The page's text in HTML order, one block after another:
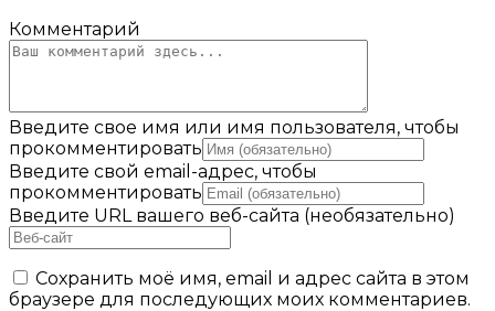
Комментарий
Введите свое имя или имя пользователя, чтобы
прокомментировать
Введите свой email-адрес, чтобы
прокомментировать
Введите URL вашего веб-сайта (необязательно)
Сохранить моё имя, email и адрес сайта в этом
браузере для последующих моих комментариев.